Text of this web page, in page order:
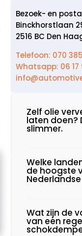
Bezoek- en
Binckhorstlaan
2516 BC Den
Telefoon: 070
Whatsapp: 06 17
Zelf olie
laten doen?
slimmer.​
Welke
de hoogste
Nederlandse
Wat zijn de
van een